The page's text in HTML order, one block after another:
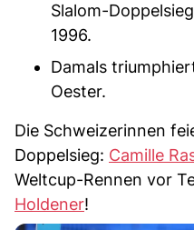
Slalom-
1996.
Damals
Oester.
Die Schweizerinnen
Doppelsieg: Camille
Weltcup-Rennen vor
Holdener!